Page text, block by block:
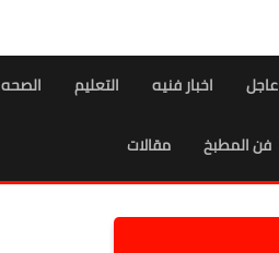
عاجل اخبار فنيه التعليم الصحه
فن المطبخ مقالات